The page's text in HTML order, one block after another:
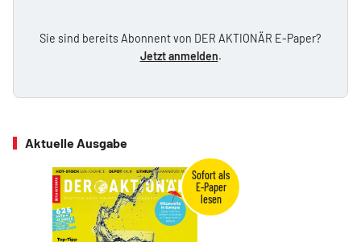
Sie sind bereits Abonnent von DER AKTIONÄR E-Paper?
Jetzt anmelden.
Aktuelle Ausgabe